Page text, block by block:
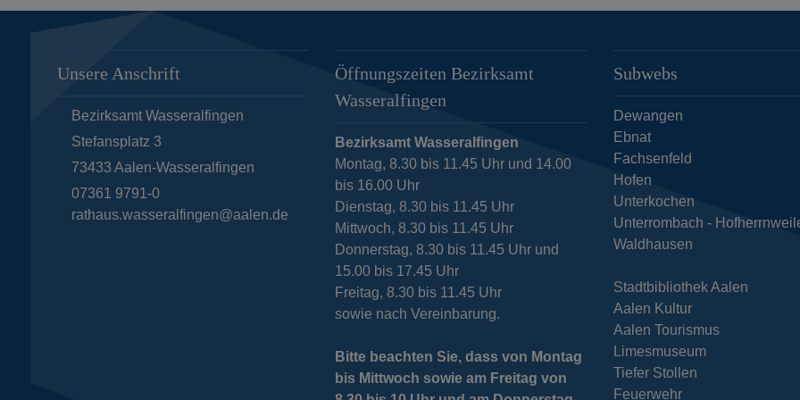
Unsere Anschrift
Bezirksamt Wasseralfingen
Stefansplatz 3
73433 Aalen-Wasseralfingen
07361 9791-0
rathaus.wasseralfingen@aalen.de
Öffnungszeiten Bezirksamt
Wasseralfingen
Bezirksamt Wasseralfingen
Montag, 8.30 bis 11.45 Uhr und 14.00
bis 16.00 Uhr
Dienstag, 8.30 bis 11.45 Uhr
Mittwoch, 8.30 bis 11.45 Uhr
Donnerstag, 8.30 bis 11.45 Uhr und
15.00 bis 17.45 Uhr
Freitag, 8.30 bis 11.45 Uhr
sowie nach Vereinbarung.
Bitte beachten Sie, dass von Montag
bis Mittwoch sowie am Freitag von
Subwebs
Dewangen
Ebnat
Fachsenfeld
Hofen
Unterkochen
Unterrombach -
Waldhausen
Stadtbibliothek Aalen
Aalen Kultur
Aalen Tourismus
Limesmuseum
Tiefer Stollen
Feuerwehr